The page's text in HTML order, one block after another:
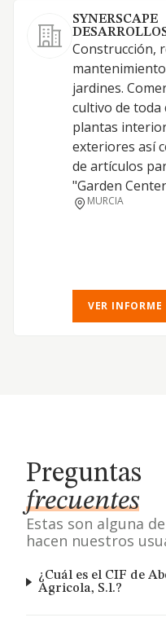
SYNERSCAPE
Construcción,
jardines.
cultivo de toda
plantas
exteriores así
de artículos
"Garden
MURCIA
VER INFORME
Preguntas
frecuentes
Estas son alguna
hacen nuestros
¿Cuál es el CIF de
Agricola, S.l.?